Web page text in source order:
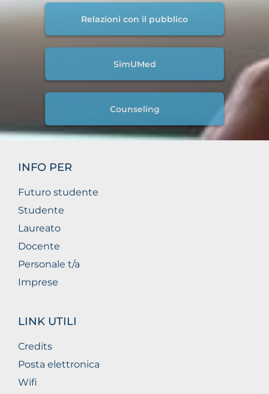
Relazioni con il pubblico
SimUMed
Counseling
INFO PER
Futuro studente
Studente
Laureato
Docente
Personale t/a
Imprese
LINK UTILI
Credits
Posta elettronica
Wifi